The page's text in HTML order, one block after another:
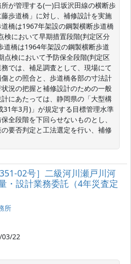
が管理する(一)日坂沢田線の横断歩
歩道橋」に対し、補修設計を実施
橋は1967年架設の鋼製横断歩道橋
検において早期措置段階(判定区分
橋は1964年架設の鋼製横断歩道
点検において予防保全段階(判定区
では、補足調査として、現場にて
との照合と、歩道橋各部の寸法計
況の把握と補修設計のための一般
にあたっては、静岡県の「大型構
31年3月)」が規定する目標管理水準
全段階を下回らせないものとし、
要否判定と工法選定を行い、補修
02号］二級河川瀬戸川河
・設計業務委託（4年災査定
所
03/22